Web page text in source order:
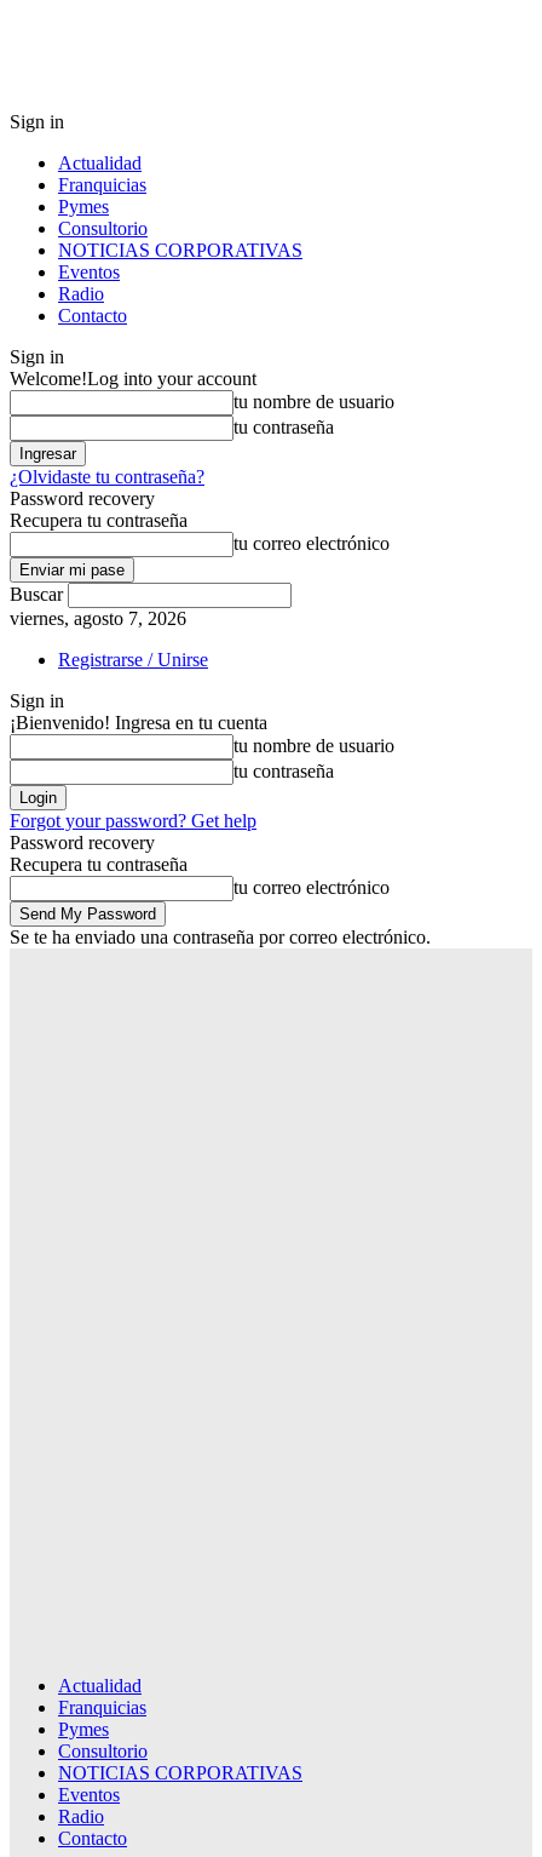
Sign in
Actualidad
Franquicias
Pymes
Consultorio
NOTICIAS CORPORATIVAS
Eventos
Radio
Contacto
Sign in
Welcome!Log into your account
tu nombre de usuario
tu contraseña
¿Olvidaste tu contraseña?
Password recovery
Recupera tu contraseña
tu correo electrónico
Buscar
viernes, agosto 7, 2026
Registrarse / Unirse
Sign in
¡Bienvenido! Ingresa en tu cuenta
tu nombre de usuario
tu contraseña
Forgot your password? Get help
Password recovery
Recupera tu contraseña
tu correo electrónico
Se te ha enviado una contraseña por correo electrónico.
Actualidad
Franquicias
Pymes
Consultorio
NOTICIAS CORPORATIVAS
Eventos
Radio
Contacto